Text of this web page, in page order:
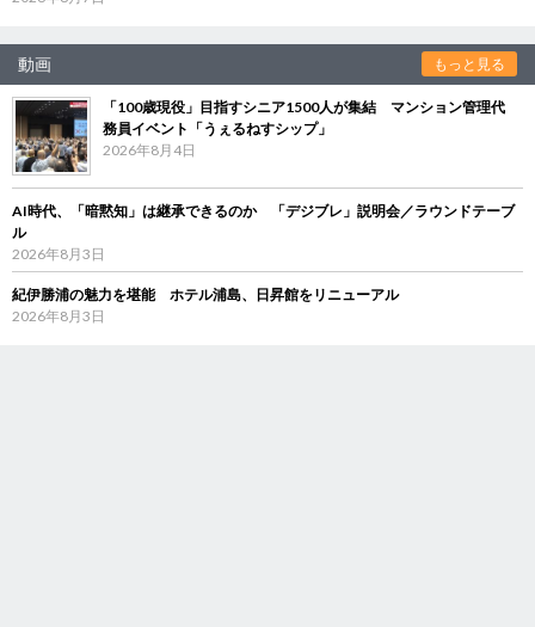
動画 もっと見る
「100歳現役」目指すシニア1500人が集結 マンション管理代
務員イベント「うぇるねすシップ」
2026年8月4日
AI時代、「暗黙知」は継承できるのか 「デジブレ」説明会／ラウンドテーブ
ル
2026年8月3日
紀伊勝浦の魅力を堪能 ホテル浦島、日昇館をリニューアル
2026年8月3日